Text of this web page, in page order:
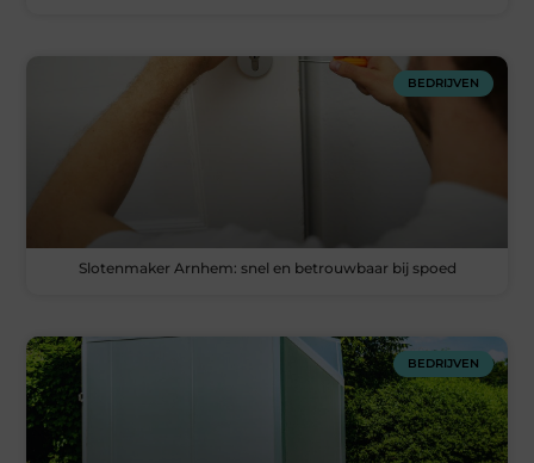
BEDRIJVEN
Slotenmaker Arnhem: snel en betrouwbaar bij spoed
BEDRIJVEN